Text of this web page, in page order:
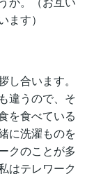
す）
合います。
違うので、そ
を食べている
に洗濯ものを
クのことが多
はテレワーク